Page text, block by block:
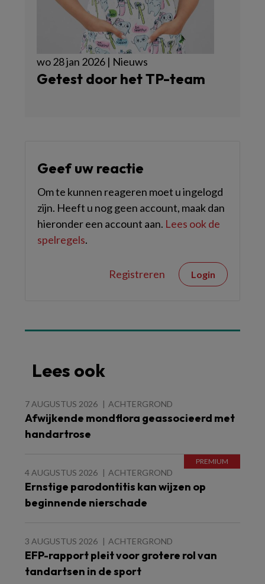
wo 28 jan 2026 | Nieuws
Getest door het TP-team
Geef uw reactie
Om te kunnen reageren moet u ingelogd
zijn. Heeft u nog geen account, maak dan
hieronder een account aan. Lees ook de
spelregels.
Registreren Login
Lees ook
7 AUGUSTUS 2026 ACHTERGROND
Afwijkende mondflora geassocieerd met
handartrose
4 AUGUSTUS 2026 ACHTERGROND
Ernstige parodontitis kan wijzen op
beginnende nierschade
3 AUGUSTUS 2026 ACHTERGROND
EFP-rapport pleit voor grotere rol van
tandartsen in de sport